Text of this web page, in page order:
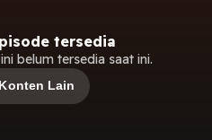
tersedia
belum tersedia saat ini.
Lain